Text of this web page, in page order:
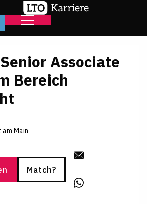
Associate
Bereich
am Main
Match?